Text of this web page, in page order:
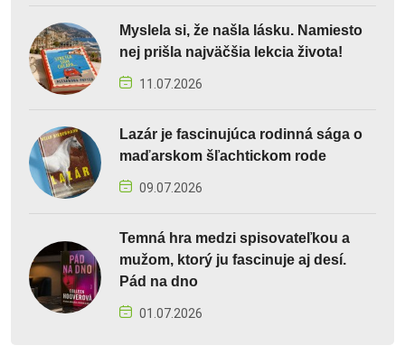
Myslela si, že našla lásku. Namiesto
nej prišla najväčšia lekcia života!
11.07.2026
Lazár je fascinujúca rodinná sága o
maďarskom šľachtickom rode
09.07.2026
Temná hra medzi spisovateľkou a
mužom, ktorý ju fascinuje aj desí.
Pád na dno
01.07.2026